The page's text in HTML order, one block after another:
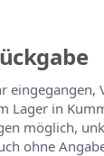
eingegangen,
Lager in
möglich,
ohne